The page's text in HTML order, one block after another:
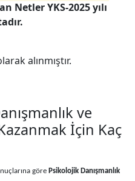
Netler YKS-2025 yılı
alınmıştır.
ve
İçin Kaç
göre Psikolojik Danışmanlık